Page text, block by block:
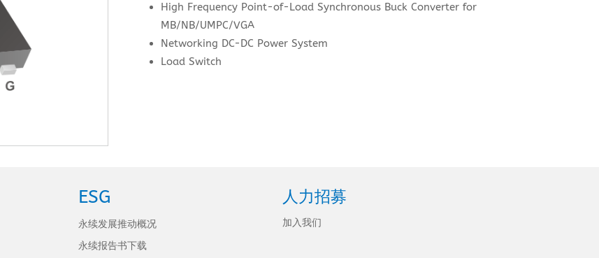
High Frequency Point-of-Load Synchronous Buck Converter for
MB/NB/UMPC/VGA
Networking DC-DC Power System
Load Switch
ESG
永续发展推动概况
永续报告书下载
人力招募
加入我们